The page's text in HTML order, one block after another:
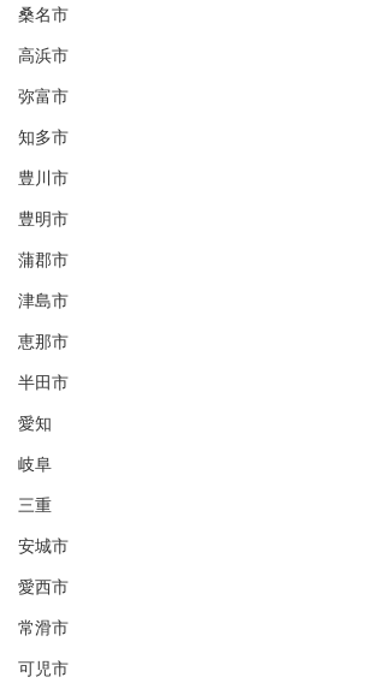
桑名市
高浜市
弥富市
知多市
豊川市
豊明市
蒲郡市
津島市
恵那市
半田市
愛知
岐阜
三重
安城市
愛西市
常滑市
可児市